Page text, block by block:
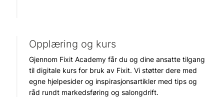
Opplæring og kurs
Gjennom Fixit Academy får du og dine ansatte tilgang
til digitale kurs for bruk av Fixit. Vi støtter dere med
egne hjelpesider og inspirasjonsartikler med tips og
råd rundt markedsføring og salongdrift.